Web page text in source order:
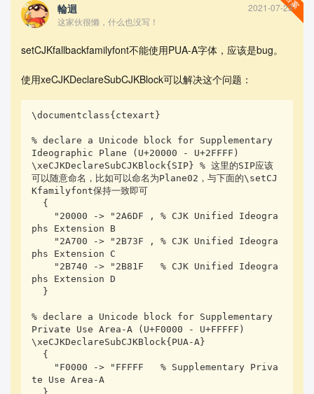
中華書局宋體字庫隸定
字：????????????????????????????????????????????????
编译log：
Package xeCJK Warning: Redefining CJKfamily `\CJK
(./fk.aux) ABD: EverySelectfont initializing macr
os [1] (./fk.aux) )
(see the transcript file for additional informati
on)
请教，应该怎么做可以实现备用字体？
私有区字体无法显示，在Ubuntu Pastebin https://paste.ubuntu.c
om/p/QsFNfX7dP3/也传了一份
輪迴
2021-07-23
这家伙很懒，什么也没写！
setCJKfallbackfamilyfont不能使用PUA-A字体，应该是bug。
使用xeCJKDeclareSubCJKBlock可以解决这个问题：
\documentclass{ctexart}
% declare a Unicode block for Supplementary
Ideographic Plane (U+20000 - U+2FFFF)
\xeCJKDeclareSubCJKBlock{SIP} % 这里的SIP应该
可以随意命名，比如可以命名为Plane02，与下面的\setCJ
Kfamilyfont保持一致即可
phs Extension B
phs Extension C
phs Extension D
% declare a Unicode block for Supplementary
Private Use Area-A (U+F0000 - U+FFFFF)
\xeCJKDeclareSubCJKBlock{PUA-A}
te Use Area-A